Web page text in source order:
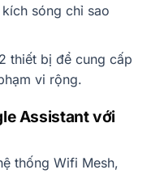
sóng chỉ sao
thiết bị để cung cấp
vi rộng.
Assistant với
thống Wifi Mesh,